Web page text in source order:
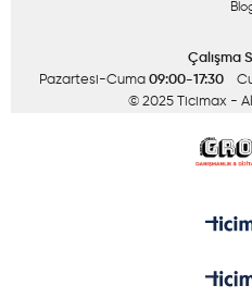
Çalışma
Pazartesi-Cuma 09:00-17:30
© 2025 Ticimax -